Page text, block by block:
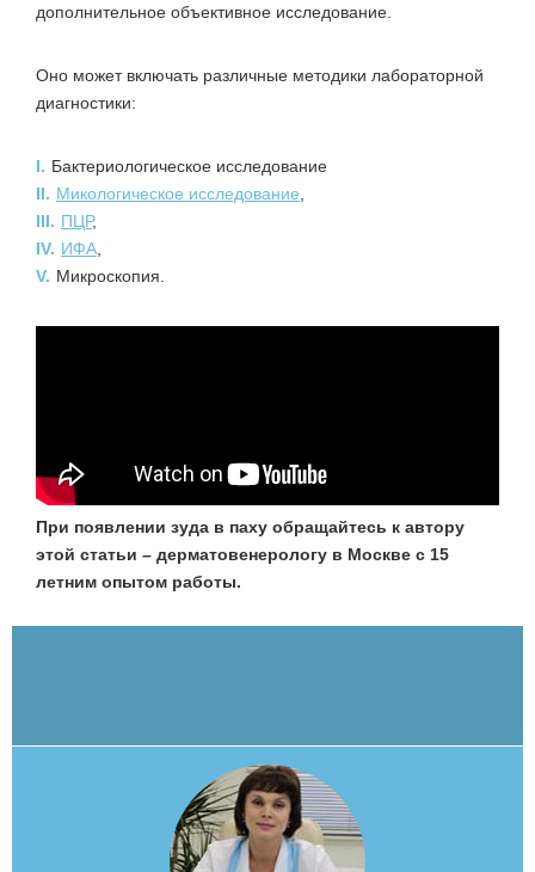
дополнительное объективное исследование.
Оно может включать различные методики лабораторной
диагностики:
I. Бактериологическое исследование
II. Микологическое исследование
III. ПЦР,
IV. ИФА
V. Микроскопия.
При появлении зуда в паху обращайтесь к автору
этой статьи – дерматовенерологу в Москве с 15
летним опытом работы.